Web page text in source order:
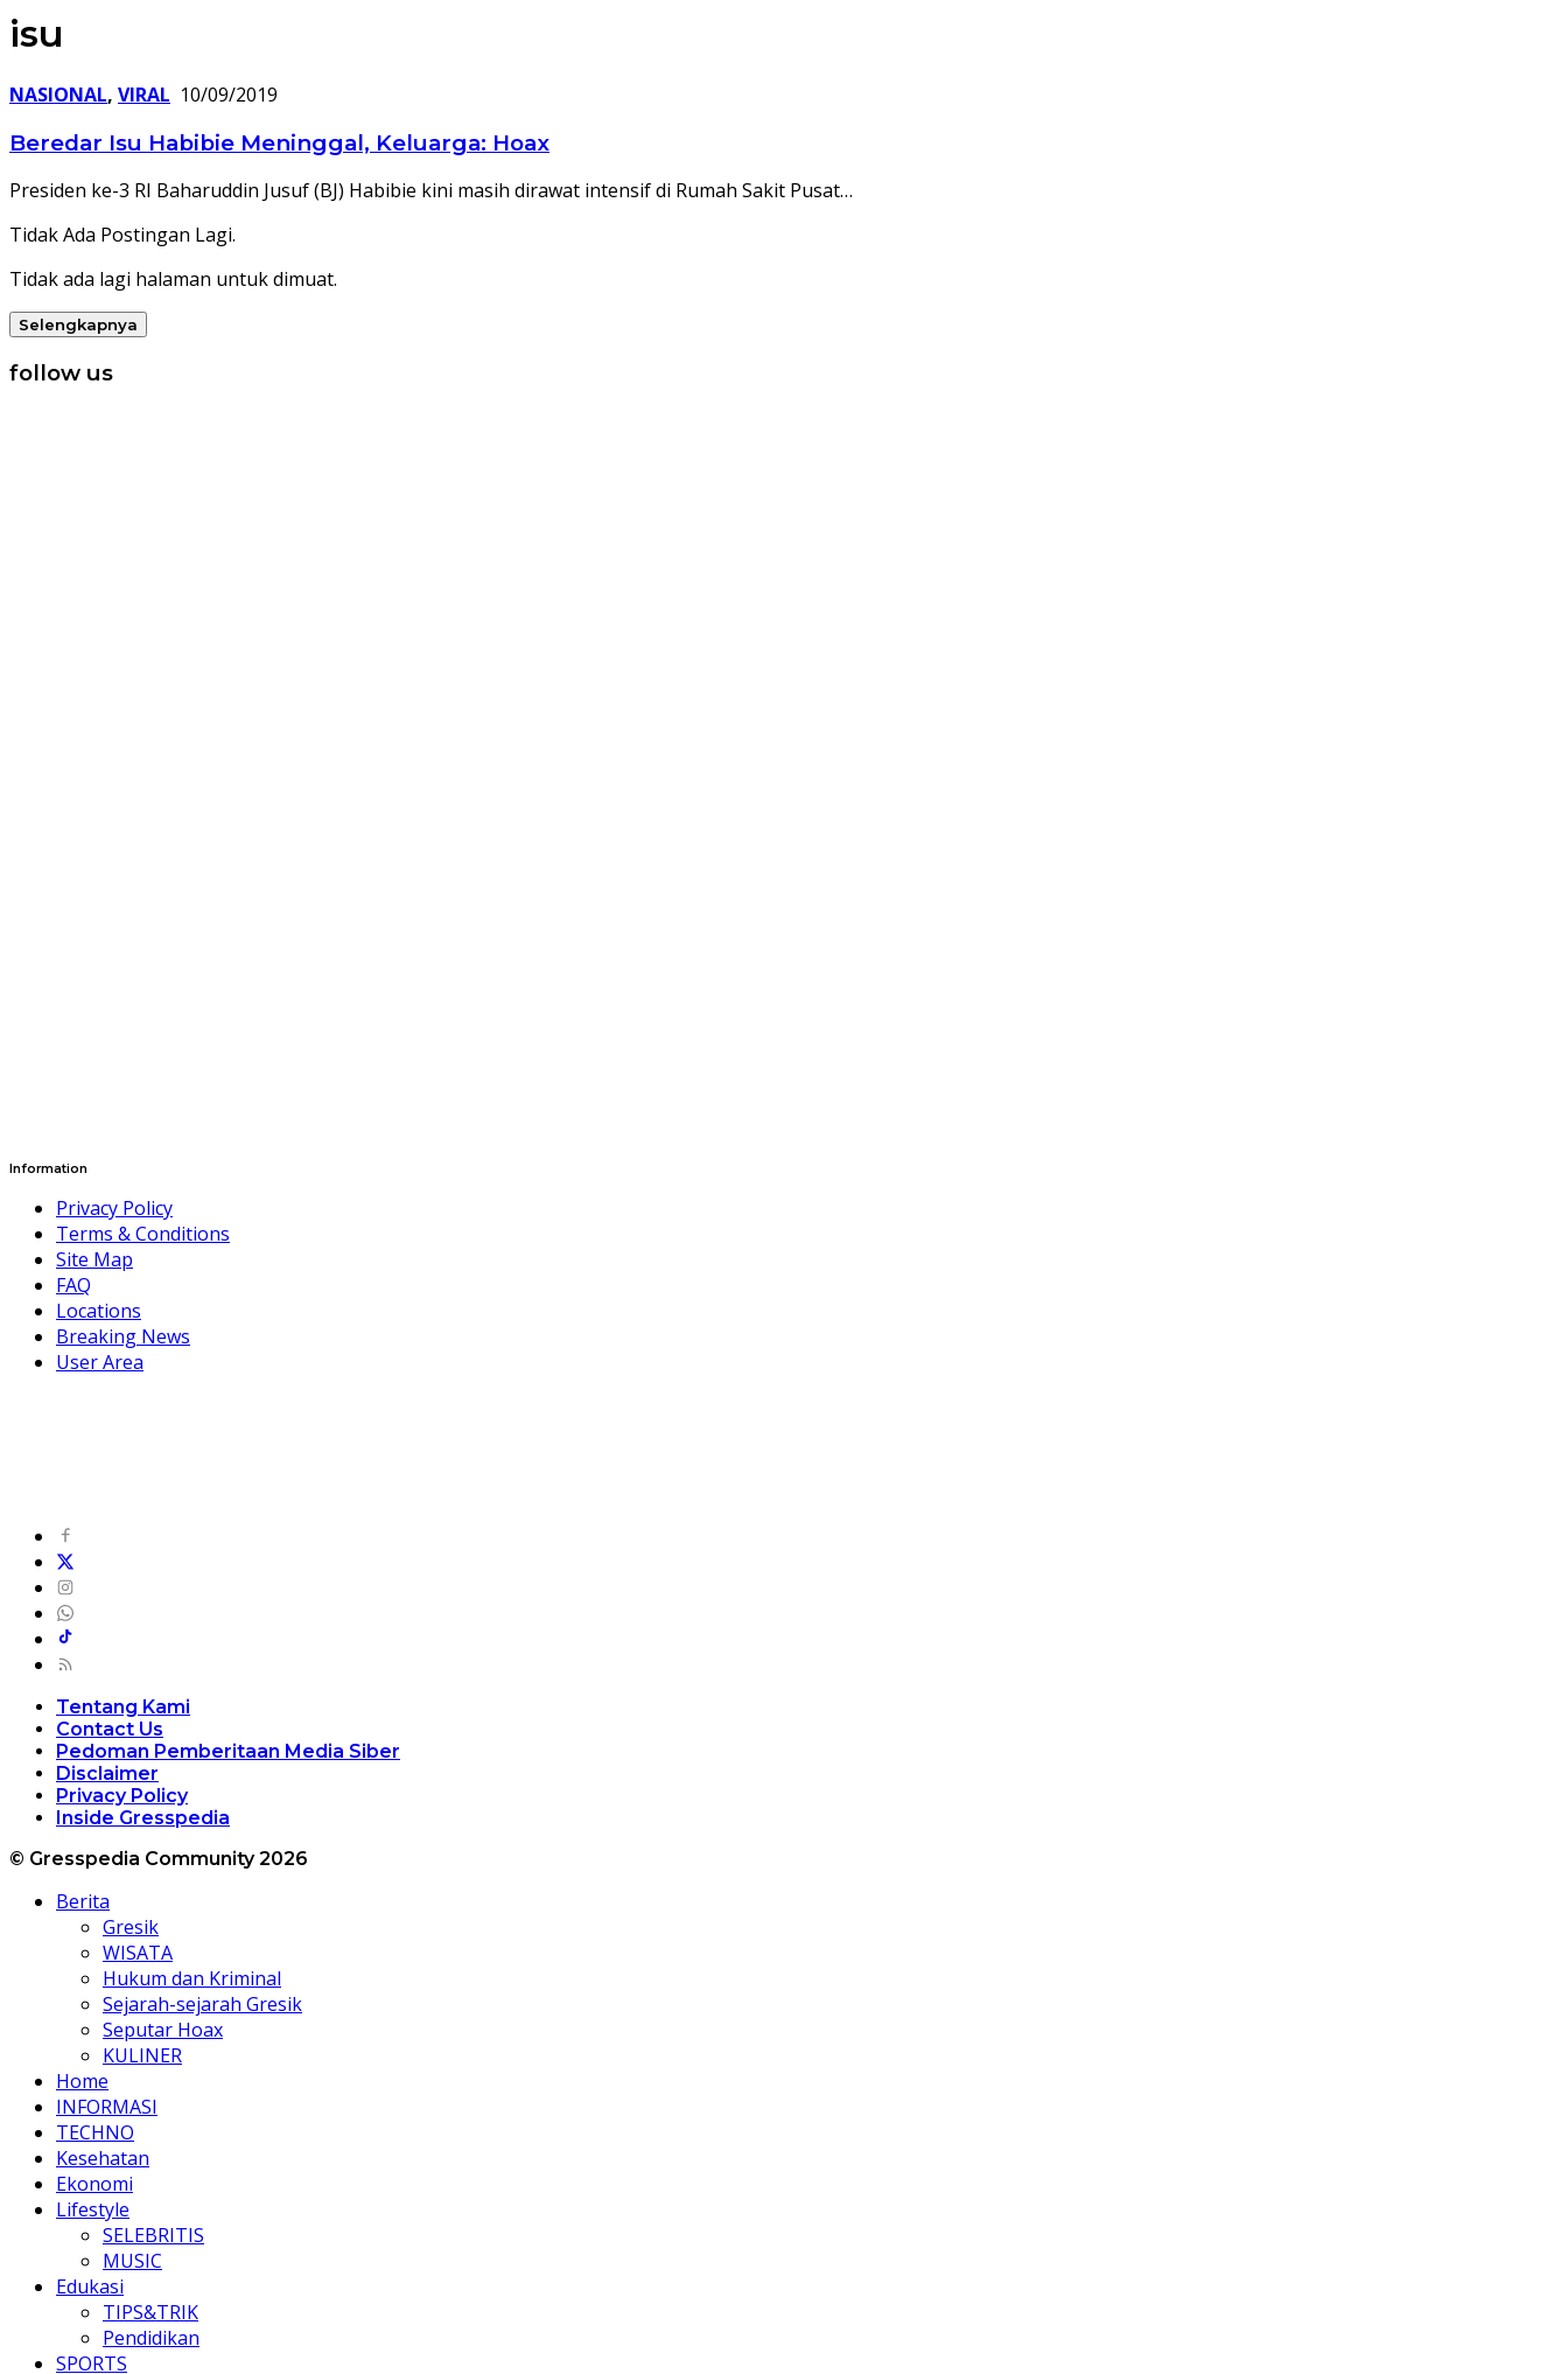
isu
NASIONAL, VIRAL 10/09/2019
Beredar Isu Habibie Meninggal, Keluarga: Hoax
Presiden ke-3 RI Baharuddin Jusuf (BJ) Habibie kini masih dirawat intensif di Rumah Sakit Pusat…
Tidak Ada Postingan Lagi.
Tidak ada lagi halaman untuk dimuat.
Selengkapnya
follow us
Information
Privacy Policy
Terms & Conditions
Site Map
FAQ
Locations
Breaking News
User Area
Tentang Kami
Contact Us
Pedoman Pemberitaan Media Siber
Disclaimer
Privacy Policy
Inside Gresspedia
© Gresspedia Community 2026
Berita
Gresik
WISATA
Hukum dan Kriminal
Sejarah-sejarah Gresik
Seputar Hoax
KULINER
Home
INFORMASI
TECHNO
Kesehatan
Ekonomi
Lifestyle
SELEBRITIS
MUSIC
Edukasi
TIPS&TRIK
Pendidikan
SPORTS